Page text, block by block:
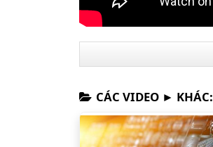
CÁC VIDEO ► KHÁC: